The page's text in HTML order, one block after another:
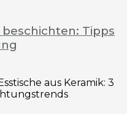
Tipps
aus Keramik: 3